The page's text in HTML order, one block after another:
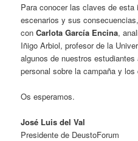
Para conocer las claves de
escenarios y sus
conCarlota García Encina,
Iñigo Arbiol, profesor de la
algunos de nuestros
personal sobre la campaña y los
Os esperamos.
José Luis del Val
Presidente de DeustoForum